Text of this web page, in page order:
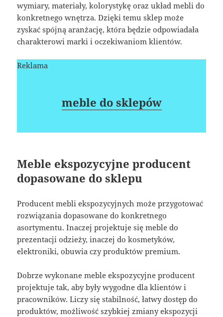
wymiary, materiały, kolorystykę oraz układ mebli do
konkretnego wnętrza. Dzięki temu sklep może
zyskać spójną aranżację, która będzie odpowiadała
charakterowi marki i oczekiwaniom klientów.
Reklama
meble do sklepów
Meble ekspozycyjne producent
dopasowane do sklepu
Producent mebli ekspozycyjnych może przygotować
rozwiązania dopasowane do konkretnego
asortymentu. Inaczej projektuje się meble do
prezentacji odzieży, inaczej do kosmetyków,
elektroniki, obuwia czy produktów premium.
Dobrze wykonane meble ekspozycyjne producent
projektuje tak, aby były wygodne dla klientów i
pracowników. Liczy się stabilność, łatwy dostęp do
produktów, możliwość szybkiej zmiany ekspozycji